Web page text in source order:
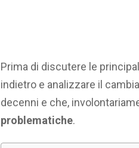
Prima di discutere le
indietro e analizzare il
decenni e che,
problematiche.